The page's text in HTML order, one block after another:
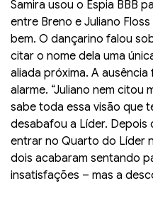
Samira usou o Espia BBB
entre Breno e Juliano
bem. O dançarino falou
citar o nome dela uma
aliada próxima. A
alarme. “Juliano nem citou
sabe toda essa visão que
desabafou a Líder.
entrar no Quarto do Líder
dois acabaram sentando
insatisfações – mas a